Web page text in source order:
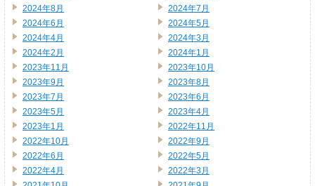
2024年8月
2024年7月
2024年6月
2024年5月
2024年4月
2024年3月
2024年2月
2024年1月
2023年11月
2023年10月
2023年9月
2023年8月
2023年7月
2023年6月
2023年5月
2023年4月
2023年1月
2022年11月
2022年10月
2022年9月
2022年6月
2022年5月
2022年4月
2022年3月